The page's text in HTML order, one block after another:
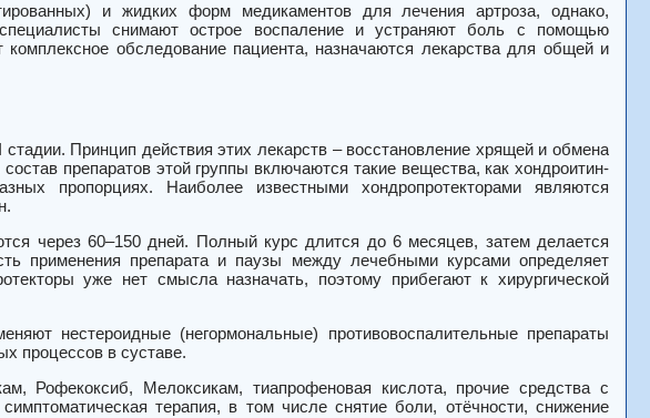
и жидких форм медикаментов для лечения артроза, однако,
снимают острое воспаление и устраняют боль с помощью
комплексное обследование пациента, назначаются лекарства для общей и
Принцип действия этих лекарств – восстановление хрящей и обмена
препаратов этой группы включаются такие вещества, как хондроитин-
пропорциях. Наиболее известными хондропротекторами являются
через 60–150 дней. Полный курс длится до 6 месяцев, затем делается
применения препарата и паузы между лечебными курсами определяет
уже нет смысла назначать, поэтому прибегают к хирургической
нестероидные (негормональные) противовоспалительные препараты
процессов в суставе.
Рофекоксиб, Мелоксикам, тиапрофеновая кислота, прочие средства с
терапия, в том числе снятие боли, отёчности, снижение